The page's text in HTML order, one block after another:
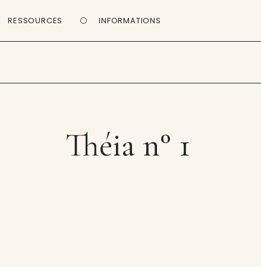
RESSOURCES INFORMATIONS
Théia n° 1